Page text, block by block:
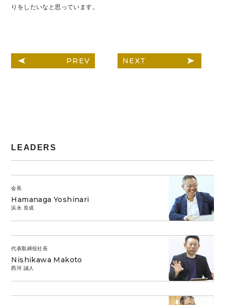
りをしたいなと思っています。
PREV NEXT
LEADERS
会長
Hamanaga Yoshinari
浜永 良成
代表取締役社長
Nishikawa Makoto
西河 誠人